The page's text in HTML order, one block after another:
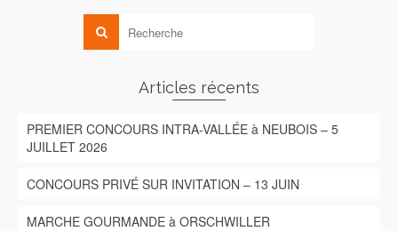
Articles récents
PREMIER CONCOURS INTRA-VALLÉE à NEUBOIS – 5
JUILLET 2026
CONCOURS PRIVÉ SUR INVITATION – 13 JUIN
MARCHE GOURMANDE à ORSCHWILLER